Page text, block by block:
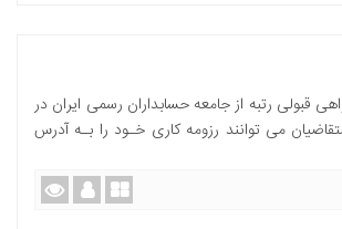
قبولی رتبه از جامعه حسابداران رسمی ایران در
می توانند رزومه کاری خـود را بـه آدرس